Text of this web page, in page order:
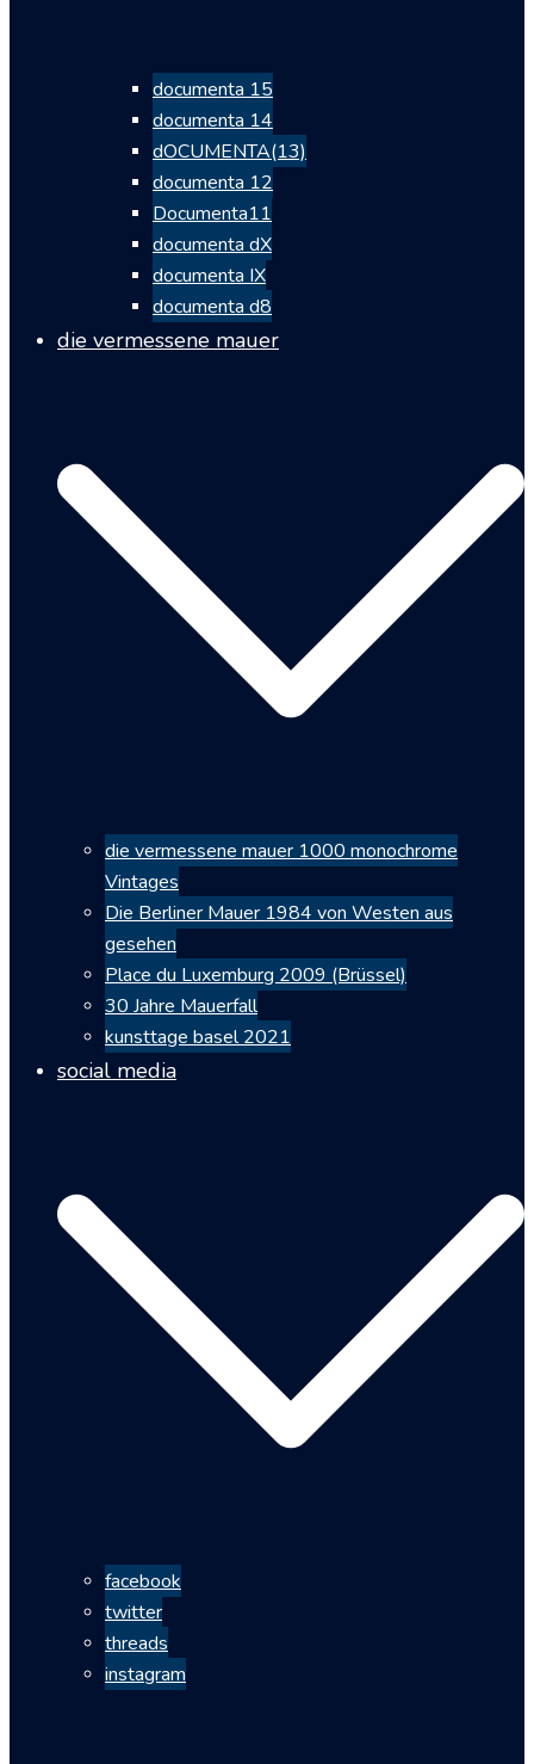
documenta 15
documenta 14
dOCUMENTA(13)
documenta 12
Documenta11
documenta dX
documenta IX
documenta d8
die vermessene mauer
die vermessene mauer 1000 monochrome
Vintages
Die Berliner Mauer 1984 von Westen aus
gesehen
Place du Luxemburg 2009 (Brüssel)
30 Jahre Mauerfall
kunsttage basel 2021
social media
facebook
twitter
threads
instagram